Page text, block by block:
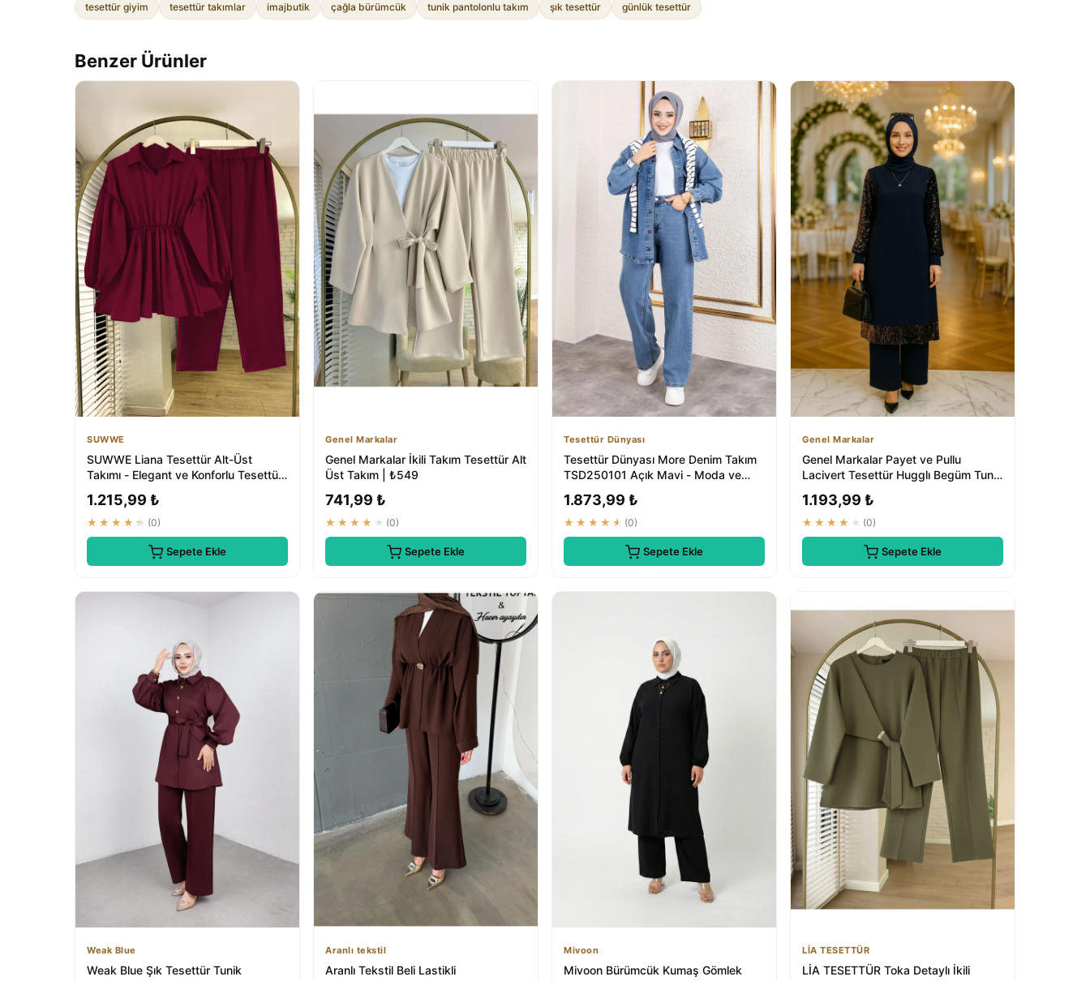
tesettür giyim tesettür takımlar imajbutik çağla bürümcük tunik pantolonlu takım şık tesettür günlük tesettür
Benzer Ürünler
SUWWE
SUWWE Liana Tesettür Alt-Üst
Takımı - Elegant ve Konforlu Tesettür
1.215,99 ₺
★★★★★ (0)
Sepete Ekle
Genel Markalar
Genel Markalar İkili Takım Tesettür Alt
Üst Takım | ₺549
741,99 ₺
★★★★★ (0)
Sepete Ekle
Tesettür Dünyası
Tesettür Dünyası More Denim Takım
TSD250101 Açık Mavi - Moda ve
1.873,99 ₺
★★★★★ (0)
Sepete Ekle
Genel Markalar
Genel Markalar Payet ve Pullu
Lacivert Tesettür Hugglı Begüm Tunik
1.193,99 ₺
★★★★★ (0)
Sepete Ekle
Weak Blue
Weak Blue Şık Tesettür Tunik
Aranlı tekstil
Aranlı Tekstil Beli Lastikli
Mivoon
Mivoon Bürümcük Kumaş Gömlek
LİA TESETTÜR
LİA TESETTÜR Toka Detaylı İkili